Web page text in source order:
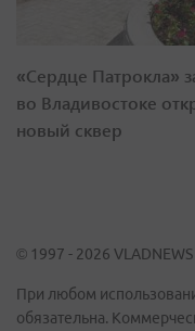
«Сердце Патрокла»
во Владивостоке
новый сквер
© 1997 - 2026 VLADNEWS
При любом
обязательна.